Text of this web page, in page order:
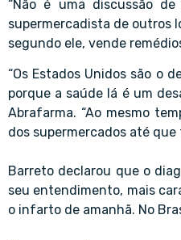
“Não é uma discussão
supermercadista de outros
segundo ele, vende
“Os Estados Unidos são o
porque a saúde lá é um
Abrafarma. “Ao mesmo
dos supermercados até
Barreto declarou que o
seu entendimento, mais
o infarto de amanhã. No